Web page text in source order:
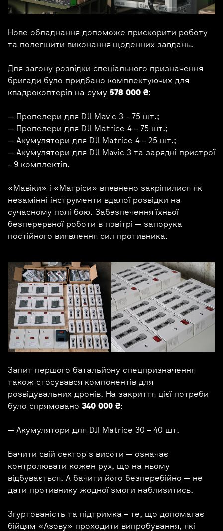
Нове обладнання допоможе прискорити роботу
та полегшити виконання щоденних завдань.
Для загону розвідки спеціального призначення
бригади було придбано комплектуючих для
квадрокоптерів на суму 578 000 ₴:
— Пропелери для DJI Mavic 3 – 75 шт.;
— Пропелери для DJI Matrice 4 – 75 шт.;
— Акумулятори для DJI Matrice 4 – 25 шт.;
— Акумулятори для DJI Mavic 3 та зарядні пристрої
– 9 комплектів.
«Мавіки» і «Матріси» впевнено закріпилися як
незамінні інструменти вдалої розвідки на
сучасному полі бою. Забезпечення їхньої
безперервної роботи в повітрі — запорука
постійного виявлення сил противника.
Запит першого батальйону спецпризначення
також стосувався компонентів для
розвідувальних дронів. На закриття цієї потреби
було спрямовано 340 000 ₴:
— Акумулятори для DJI Matrice 30 – 40 шт.
Бачити свій сектор з висоти — означає
контролювати кожен рух, що на ньому
відбувається. А бачити його безперебійно — не
дати противнику жодної змоги наблизитись.
Згуртованість та підтримка – те, що допомагає
бійцям «Азову» проходити випробування, які